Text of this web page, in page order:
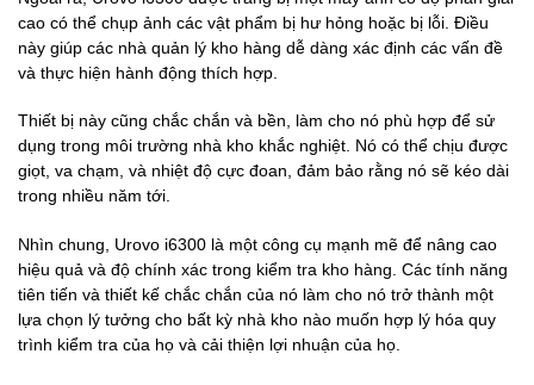
cao có thể chụp ảnh các vật phẩm bị hư hỏng hoặc bị lỗi. Điều
này giúp các nhà quản lý kho hàng dễ dàng xác định các vấn đề
và thực hiện hành động thích hợp.
Thiết bị này cũng chắc chắn và bền, làm cho nó phù hợp để sử
dụng trong môi trường nhà kho khắc nghiệt. Nó có thể chịu được
giọt, va chạm, và nhiệt độ cực đoan, đảm bảo rằng nó sẽ kéo dài
trong nhiều năm tới.
Nhìn chung, Urovo i6300 là một công cụ mạnh mẽ để nâng cao
hiệu quả và độ chính xác trong kiểm tra kho hàng. Các tính năng
tiên tiến và thiết kế chắc chắn của nó làm cho nó trở thành một
lựa chọn lý tưởng cho bất kỳ nhà kho nào muốn hợp lý hóa quy
trình kiểm tra của họ và cải thiện lợi nhuận của họ.